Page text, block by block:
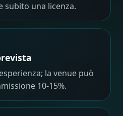
subito una licenza.
la venue può
10-15%.